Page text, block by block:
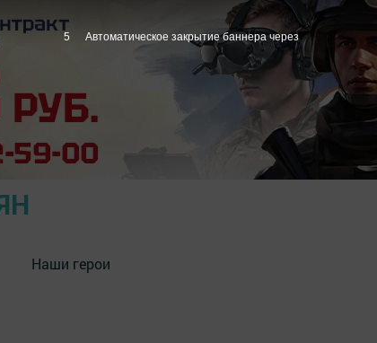
Наши герои
4 Автоматическое закрытие баннера через